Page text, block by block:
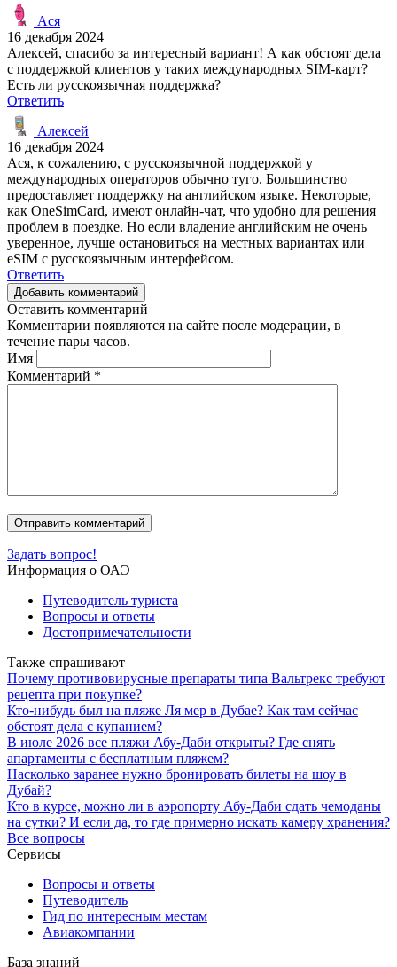
Ася
16 декабря 2024
Алексей, спасибо за интересный вариант! А как обстоят дела
с поддержкой клиентов у таких международных SIM-карт?
Есть ли русскоязычная поддержка?
Ответить
Алексей
16 декабря 2024
Ася, к сожалению, с русскоязычной поддержкой у
международных операторов обычно туго. Большинство
предоставляет поддержку на английском языке. Некоторые,
как OneSimCard, имеют онлайн-чат, что удобно для решения
проблем в поездке. Но если владение английским не очень
уверенное, лучше остановиться на местных вариантах или
eSIM с русскоязычным интерфейсом.
Ответить
Добавить комментарий
Оставить комментарий
Комментарии появляются на сайте после модерации, в
течение пары часов.
Имя
Комментарий *
Задать вопрос!
Информация о ОАЭ
Путеводитель туриста
Вопросы и ответы
Достопримечательности
Также спрашивают
Почему противовирусные препараты типа Вальтрекс требуют
рецепта при покупке?
Кто-нибудь был на пляже Ля мер в Дубае? Как там сейчас
обстоят дела с купанием?
В июле 2026 все пляжи Абу-Даби открыты? Где снять
апартаменты с бесплатным пляжем?
Насколько заранее нужно бронировать билеты на шоу в
Дубай?
Кто в курсе, можно ли в аэропорту Абу-Даби сдать чемоданы
на сутки? И если да, то где примерно искать камеру хранения?
Все вопросы
Сервисы
Вопросы и ответы
Путеводитель
Гид по интересным местам
Авиакомпании
База знаний